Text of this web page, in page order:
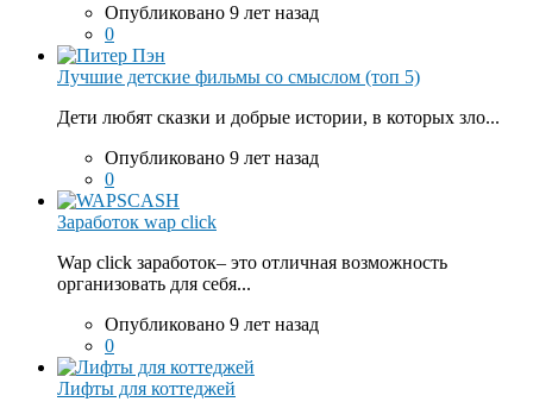
Опубликовано 9 лет назад
0
Лучшие детские фильмы со смыслом (топ 5)
Дети любят сказки и добрые истории, в которых зло...
Опубликовано 9 лет назад
0
Заработок wap click
Wap click заработок– это отличная возможность
организовать для себя...
Опубликовано 9 лет назад
0
Лифты для коттеджей